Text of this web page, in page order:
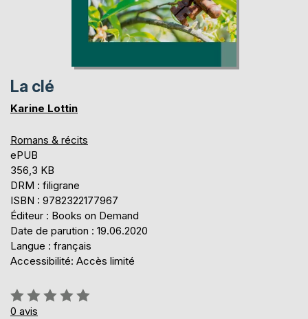
La clé
Karine Lottin
Romans & récits
ePUB
356,3 KB
DRM : filigrane
ISBN : 9782322177967
Éditeur : Books on Demand
Date de parution : 19.06.2020
Langue : français
Accessibilité: Accès limité
Évaluation:
0%
0 avis